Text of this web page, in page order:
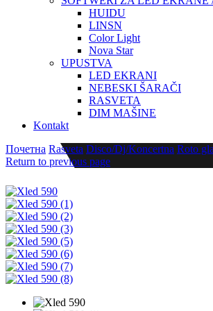
HUIDU
LINSN
Color Light
Nova Star
UPUSTVA
LED EKRANI
NEBESKI ŠARAČI
RASVETA
DIM MAŠINE
Kontakt
Почетна Rasveta Disco/Dj/Koncertna Roto
Return to previous page